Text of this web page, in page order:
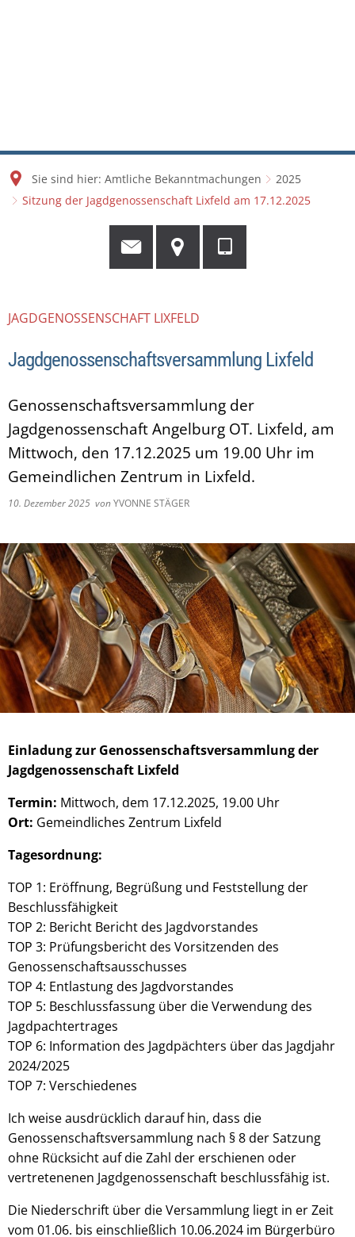
Sie sind hier: Amtliche Bekanntmachungen
2025
Sitzung der Jagdgenossenschaft Lixfeld am 17.12.2025
JAGDGENOSSENSCHAFT LIXFELD
Jagdgenossenschaftsversammlung Lixfeld
Genossenschaftsversammlung der
Jagdgenossenschaft Angelburg OT. Lixfeld, am
Mittwoch, den 17.12.2025 um 19.00 Uhr im
Gemeindlichen Zentrum in Lixfeld.
10. Dezember 2025 vonYVONNE STÄGER
Einladung zur Genossenschaftsversammlung der
Jagdgenossenschaft Lixfeld
Termin: Mittwoch, dem 17.12.2025, 19.00 Uhr
Ort: Gemeindliches Zentrum Lixfeld
Tagesordnung:
TOP 1: Eröffnung, Begrüßung und Feststellung der
Beschlussfähigkeit
TOP 2: Bericht Bericht des Jagdvorstandes
TOP 3: Prüfungsbericht des Vorsitzenden des
Genossenschaftsausschusses
TOP 4: Entlastung des Jagdvorstandes
TOP 5: Beschlussfassung über die Verwendung des
Jagdpachtertrages
TOP 6: Information des Jagdpächters über das Jagdjahr
2024/2025
TOP 7: Verschiedenes
Ich weise ausdrücklich darauf hin, dass die
Genossenschaftsversammlung nach § 8 der Satzung
ohne Rücksicht auf die Zahl der erschienen oder
vertretenenen Jagdgenossenschaft beschlussfähig ist.
Die Niederschrift über die Versammlung liegt in er Zeit
vom 01.06. bis einschließlich 10.06.2024 im Bürgerbüro